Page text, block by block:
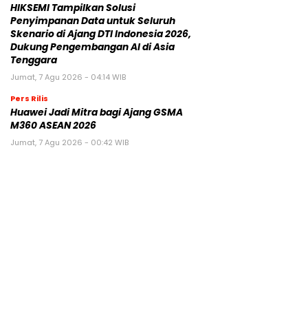
HIKSEMI Tampilkan Solusi
Penyimpanan Data untuk Seluruh
Skenario di Ajang DTI Indonesia 2026,
Dukung Pengembangan AI di Asia
Tenggara
Jumat, 7 Agu 2026 - 04:14 WIB
Pers Rilis
Huawei Jadi Mitra bagi Ajang GSMA
M360 ASEAN 2026
Jumat, 7 Agu 2026 - 00:42 WIB